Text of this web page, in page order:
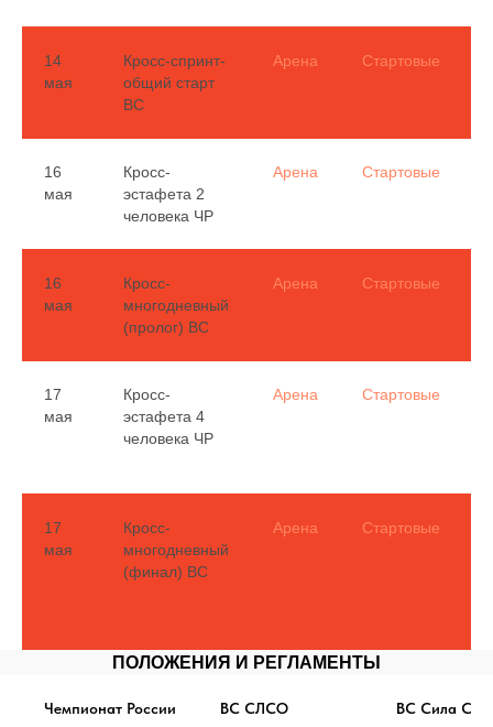
14
мая
Кросс-спринт-
общий старт
ВС
Арена Стартовые
16
мая
Кросс-
эстафета 2
человека ЧР
Арена Стартовые
16
мая
Кросс-
многодневный
(пролог) ВС
Арена Стартовые
17
мая
Кросс-
эстафета 4
человека ЧР
Арена Стартовые
17
мая
Кросс-
многодневный
(финал) ВС
Арена Стартовые
ПОЛОЖЕНИЯ И РЕГЛАМЕНТЫ
Чемпионат России ВС СЛСО ВС Сила